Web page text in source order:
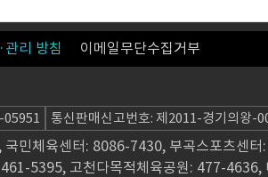
리 방침 이메일무단수집거부
05951 통신판매신고번호: 제2011-경기의왕-
민체육센터: 8086-7430, 부곡스포츠센
5395, 고천다목적체육공원: 477-